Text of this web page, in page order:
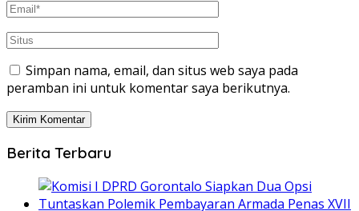
Simpan nama, email, dan situs web saya pada
peramban ini untuk komentar saya berikutnya.
Berita Terbaru